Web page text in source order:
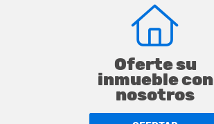
Oferte su
inmueble con
nosotros